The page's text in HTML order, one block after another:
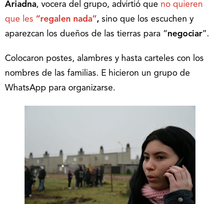
Ariadna, vocera del grupo, advirtió que no quieren
que les “regalen nada”, sino que los escuchen y
aparezcan los dueños de las tierras para “negociar”.
Colocaron postes, alambres y hasta carteles con los
nombres de las familias. E hicieron un grupo de
WhatsApp para organizarse.